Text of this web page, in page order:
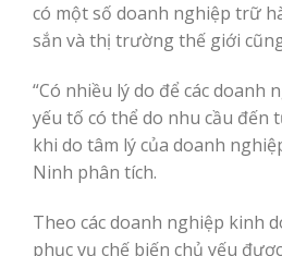
có một số doanh nghiệp trữ
sắn và thị trường thế giới
“Có nhiều lý do để các
yếu tố có thể do nhu cầu đến
khi do tâm lý của doanh
Ninh phân tích.
Theo các doanh nghiệp kinh
phục vụ chế biến chủ yếu